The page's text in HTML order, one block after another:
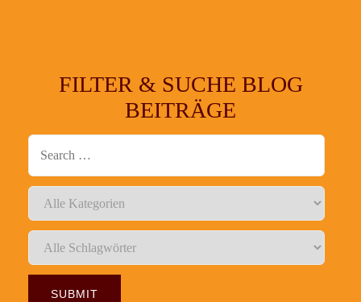
FILTER & SUCHE BLOG
BEITRÄGE